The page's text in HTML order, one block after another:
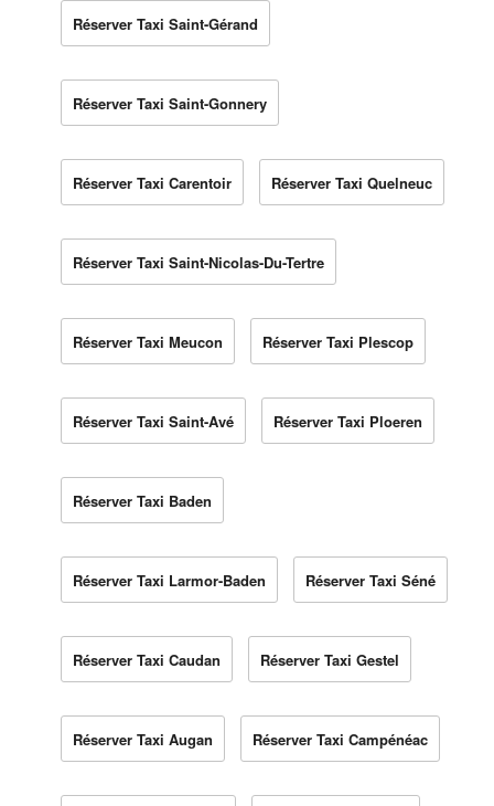
Réserver Taxi Saint-Gérand
Réserver Taxi Saint-Gonnery
Réserver Taxi Carentoir Réserver Taxi Quelneuc
Réserver Taxi Saint-Nicolas-Du-Tertre
Réserver Taxi Meucon Réserver Taxi Plescop
Réserver Taxi Saint-Avé Réserver Taxi Ploeren
Réserver Taxi Baden
Réserver Taxi Larmor-Baden Réserver Taxi Séné
Réserver Taxi Caudan Réserver Taxi Gestel
Réserver Taxi Augan Réserver Taxi Campénéac